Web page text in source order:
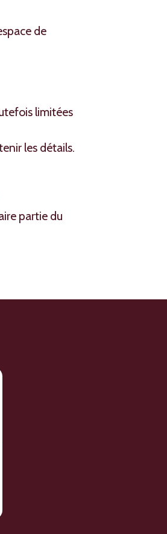
de
limitées
les détails.
partie du